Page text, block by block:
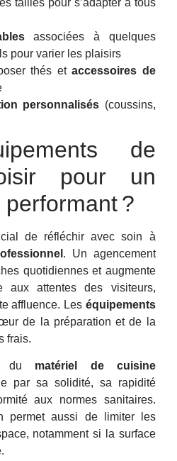
associées à quelques
pour varier les plaisirs
thés etaccessoires de
personnalisés (coussins,
de
pour un
?
de réfléchir avec soin à
. Un agencement
quotidiennes et augmente
aux attentes des visiteurs,
affluence. Les équipements
de la préparation et de la
frais.
du matériel de cuisine
par sa solidité, sa rapidité
aux normes sanitaires.
permet aussi de limiter les
notamment si la surface